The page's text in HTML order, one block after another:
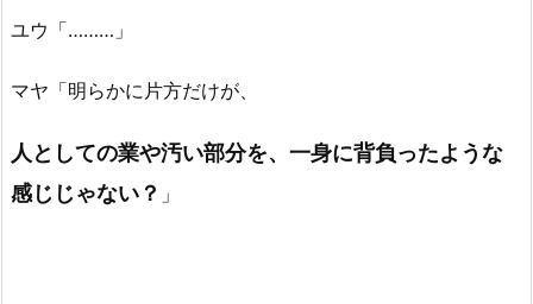
ユウ「………」
マヤ「明らかに片方だけが、
人としての業や汚い部分を、一身に背負ったような
感じじゃない？ 」